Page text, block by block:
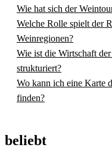
Wie hat sich der
Welche Rolle spielt der
Weinregionen?
Wie ist die Wirtschaft
strukturiert?
Wo kann ich eine Karte
finden?
beliebt